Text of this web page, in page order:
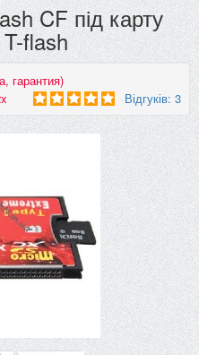
CF під карту
flash
гарантия)
Відгуків: 3